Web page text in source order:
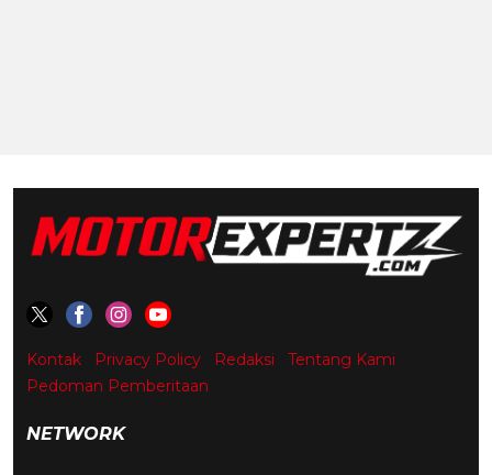
Kontak Privacy Policy Redaksi
Tentang Kami
Pedoman Pemberitaan
NETWORK